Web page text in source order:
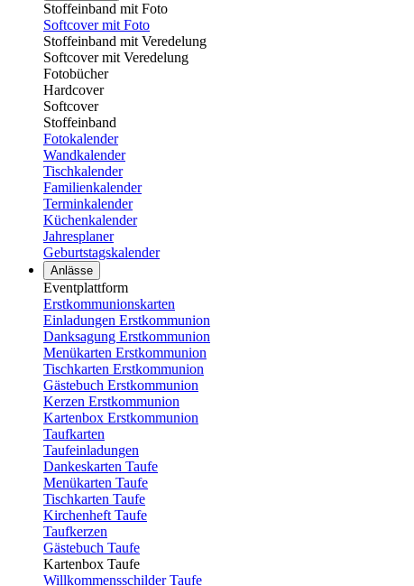
Stoffeinband mit Foto
Softcover mit Foto
Stoffeinband mit Veredelung
Softcover mit Veredelung
Fotobücher
Hardcover
Softcover
Stoffeinband
Fotokalender
Wandkalender
Tischkalender
Familienkalender
Terminkalender
Küchenkalender
Jahresplaner
Geburtstagskalender
Anlässe
Eventplattform
Erstkommunionskarten
Einladungen Erstkommunion
Danksagung Erstkommunion
Menükarten Erstkommunion
Tischkarten Erstkommunion
Gästebuch Erstkommunion
Kerzen Erstkommunion
Kartenbox Erstkommunion
Taufkarten
Taufeinladungen
Dankeskarten Taufe
Menükarten Taufe
Tischkarten Taufe
Kirchenheft Taufe
Taufkerzen
Gästebuch Taufe
Kartenbox Taufe
Willkommensschilder Taufe